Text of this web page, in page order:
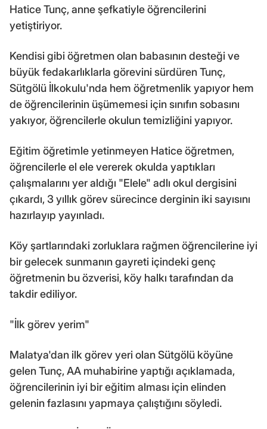
Hatice Tunç, anne şefkatiyle öğrencilerini
yetiştiriyor.
Kendisi gibi öğretmen olan babasının desteği ve
büyük fedakarlıklarla görevini sürdüren Tunç,
Sütgölü İlkokulu'nda hem öğretmenlik yapıyor hem
de öğrencilerinin üşümemesi için sınıfın sobasını
yakıyor, öğrencilerle okulun temizliğini yapıyor.
Eğitim öğretimle yetinmeyen Hatice öğretmen,
öğrencilerle el ele vererek okulda yaptıkları
çalışmalarını yer aldığı "Elele" adlı okul dergisini
çıkardı, 3 yıllık görev sürecince derginin iki sayısını
hazırlayıp yayınladı.
Köy şartlarındaki zorluklara rağmen öğrencilerine iyi
bir gelecek sunmanın gayreti içindeki genç
öğretmenin bu özverisi, köy halkı tarafından da
takdir ediliyor.
"İlk görev yerim"
Malatya'dan ilk görev yeri olan Sütgölü köyüne
gelen Tunç, AA muhabirine yaptığı açıklamada,
öğrencilerinin iyi bir eğitim alması için elinden
gelenin fazlasını yapmaya çalıştığını söyledi.